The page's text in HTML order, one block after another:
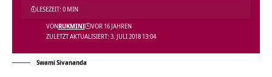
ZULETZT AKTUALISIERT: 3. JULI 2018 13:04
VONRUKMINI VOR 16 JAHREN
LESEZEIT: 0 MIN
Swami Sivananda